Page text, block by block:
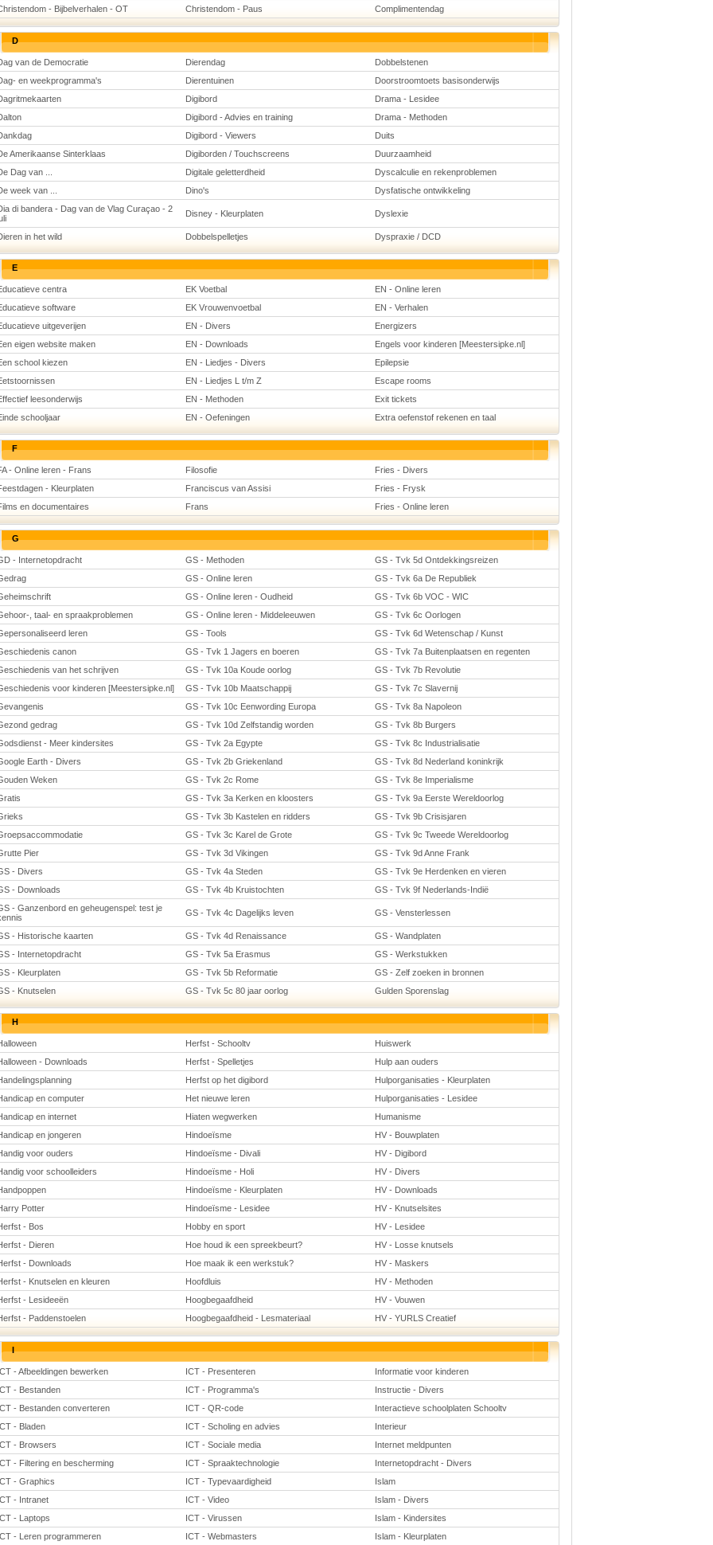
- Bijbelverhalen - OT
Christendom - Paus Complimentendag
D
van de Democratie Dierendag
Dobbelstenen
en weekprogramma's
Dierentuinen
Doorstroomtoets basisonderwijs
Digibord
Drama - Lesidee
Digibord - Advies en training
Drama - Methoden
Digibord - Viewers
Duits
Amerikaanse Sinterklaas
Digiborden / Touchscreens
Duurzaamheid
Dag van ...
Digitale geletterdheid
Dyscalculie en rekenproblemen
week van ...
Dino's
Dysfatische ontwikkeling
di bandera - Dag van de Vlag Curaçao - 2
Disney - Kleurplaten Dyslexie
in het wild Dobbelspelletjes Dyspraxie / DCD
E
centra EK Voetbal
EN - Online leren
software
EK Vrouwenvoetbal
EN - Verhalen
uitgeverijen
EN - Divers
Energizers
eigen website maken
EN - Downloads
Engels voor kinderen [Meestersipke.nl]
school kiezen
EN - Liedjes - Divers
Epilepsie
EN - Liedjes L t/m Z
Escape rooms
leesonderwijs
EN - Methoden
Exit tickets
schooljaar
EN - Oefeningen Extra oefenstof rekenen en taal
F
- Online leren - Frans Filosofie
Fries - Divers
- Kleurplaten
Franciscus van Assisi
Fries - Frysk
en documentaires
Frans Fries - Online leren
G
- Internetopdracht GS - Methoden
GS - Tvk 5d Ontdekkingsreizen
GS - Online leren
GS - Tvk 6a De Republiek
GS - Online leren - Oudheid
GS - Tvk 6b VOC - WIC
, taal- en spraakproblemen
GS - Online leren - Middeleeuwen
GS - Tvk 6c Oorlogen
leren
GS - Tools
GS - Tvk 6d Wetenschap / Kunst
canon
GS - Tvk 1 Jagers en boeren
GS - Tvk 7a Buitenplaatsen en regenten
van het schrijven
GS - Tvk 10a Koude oorlog
GS - Tvk 7b Revolutie
voor kinderen [Meestersipke.nl]
GS - Tvk 10b Maatschappij
GS - Tvk 7c Slavernij
GS - Tvk 10c Eenwording Europa
GS - Tvk 8a Napoleon
gedrag
GS - Tvk 10d Zelfstandig worden
GS - Tvk 8b Burgers
- Meer kindersites
GS - Tvk 2a Egypte
GS - Tvk 8c Industrialisatie
Earth - Divers
GS - Tvk 2b Griekenland
GS - Tvk 8d Nederland koninkrijk
Weken
GS - Tvk 2c Rome
GS - Tvk 8e Imperialisme
GS - Tvk 3a Kerken en kloosters
GS - Tvk 9a Eerste Wereldoorlog
GS - Tvk 3b Kastelen en ridders
GS - Tvk 9b Crisisjaren
GS - Tvk 3c Karel de Grote
GS - Tvk 9c Tweede Wereldoorlog
Pier
GS - Tvk 3d Vikingen
GS - Tvk 9d Anne Frank
- Divers
GS - Tvk 4a Steden
GS - Tvk 9e Herdenken en vieren
- Downloads
GS - Tvk 4b Kruistochten
GS - Tvk 9f Nederlands-Indië
- Ganzenbord en geheugenspel: test je
GS - Tvk 4c Dagelijks leven GS - Vensterlessen
- Historische kaarten GS - Tvk 4d Renaissance
GS - Wandplaten
- Internetopdracht
GS - Tvk 5a Erasmus
GS - Werkstukken
- Kleurplaten
GS - Tvk 5b Reformatie
GS - Zelf zoeken in bronnen
- Knutselen
GS - Tvk 5c 80 jaar oorlog Gulden Sporenslag
H
Herfst - Schooltv
Huiswerk
- Downloads
Herfst - Spelletjes
Hulp aan ouders
Herfst op het digibord
Hulporganisaties - Kleurplaten
en computer
Het nieuwe leren
Hulporganisaties - Lesidee
en internet
Hiaten wegwerken
Humanisme
en jongeren
Hindoeïsme
HV - Bouwplaten
voor ouders
Hindoeïsme - Divali
HV - Digibord
voor schoolleiders
Hindoeïsme - Holi
HV - Divers
Hindoeïsme - Kleurplaten
HV - Downloads
Potter
Hindoeïsme - Lesidee
HV - Knutselsites
- Bos
Hobby en sport
HV - Lesidee
- Dieren
Hoe houd ik een spreekbeurt?
HV - Losse knutsels
- Downloads
Hoe maak ik een werkstuk?
HV - Maskers
- Knutselen en kleuren
Hoofdluis
HV - Methoden
- Lesideeën
Hoogbegaafdheid
HV - Vouwen
- Paddenstoelen
Hoogbegaafdheid - Lesmateriaal HV - YURLS Creatief
I
- Afbeeldingen bewerken ICT - Presenteren
Informatie voor kinderen
- Bestanden
ICT - Programma's
Instructie - Divers
- Bestanden converteren
ICT - QR-code
Interactieve schoolplaten Schooltv
- Bladen
ICT - Scholing en advies
Interieur
- Browsers
ICT - Sociale media
Internet meldpunten
- Filtering en bescherming
ICT - Spraaktechnologie
Internetopdracht - Divers
- Graphics
ICT - Typevaardigheid
Islam
- Intranet
ICT - Video
Islam - Divers
- Laptops
ICT - Virussen
Islam - Kindersites
- Leren programmeren
ICT - Webmasters Islam - Kleurplaten